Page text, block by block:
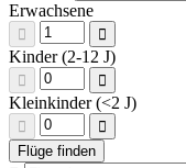
Erwachsene
Kinder (2-12 J)
Kleinkinder (<2 J)